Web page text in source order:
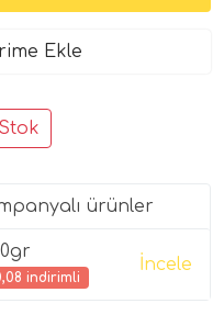
Ekle
ürünler
indirimli
İncele